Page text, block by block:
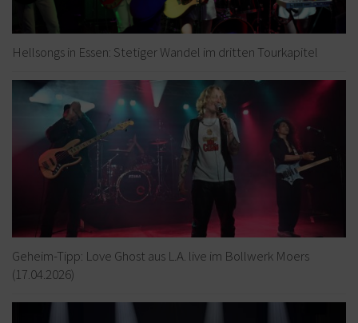
Hellsongs in Essen: Stetiger Wandel im dritten Tourkapitel
Geheim-Tipp: Love Ghost aus L.A. live im Bollwerk Moers
(17.04.2026)